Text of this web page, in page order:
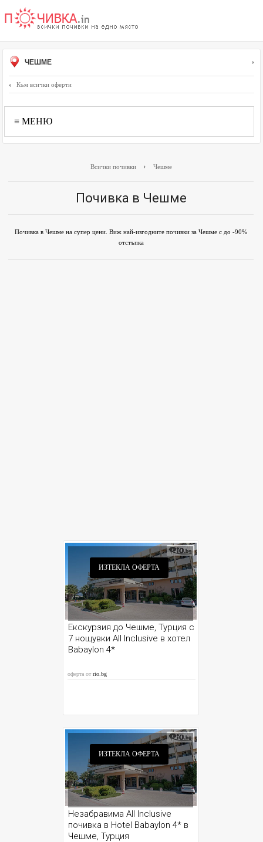
ЧЕШМЕ
Към всички оферти
≡ МЕНЮ
Всички почивки Чешме
Почивка в Чешме
Почивка в Чешме на супер цени. Виж най-изгодните почивки за Чешме с до -90%
отстъпка
ИЗТЕКЛА ОФЕРТА
Екскурзия до Чешме, Турция с
7 нощувки All Inclusive в хотел
Babaylon 4*
оферта отrio.bg
ИЗТЕКЛА ОФЕРТА
Незабравима All Inclusive
почивка в Hotel Babaylon 4* в
Чешме, Турция